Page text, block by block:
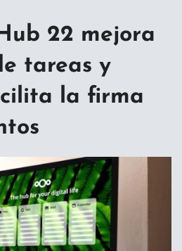
22 mejora
tareas y
la firma